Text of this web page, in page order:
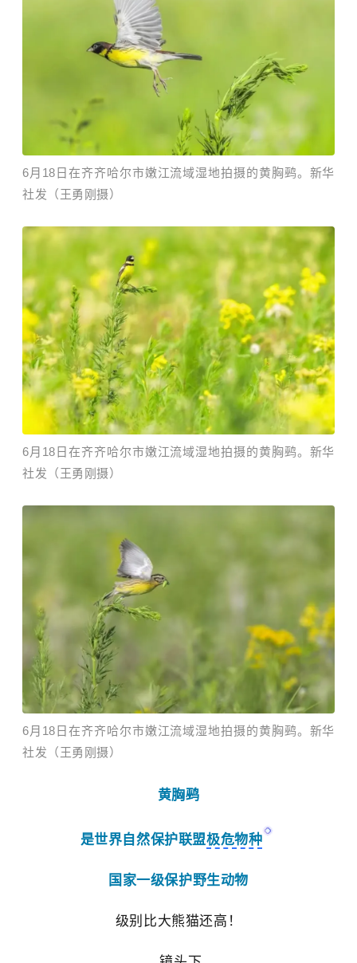
6月18日在齐齐哈尔市嫩江流域湿地拍摄的黄胸鹀。新华
社发（王勇刚摄）
6月18日在齐齐哈尔市嫩江流域湿地拍摄的黄胸鹀。新华
社发（王勇刚摄）
6月18日在齐齐哈尔市嫩江流域湿地拍摄的黄胸鹀。新华
社发（王勇刚摄）
黄胸鹀
是世界自然保护联盟极危物种
国家一级保护野生动物
级别比大熊猫还高！